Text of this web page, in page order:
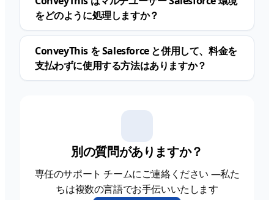
をどのように処理しますか？
ConveyThis を Salesforce と併用して、料金を
支払わずに使用する方法はありますか？
別の質問がありますか？
専任のサポート チームにご連絡ください —私た
ちは複数の言語でお手伝いいたします